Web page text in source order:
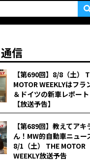
信
【第690回】8/8（土）
MOTOR WEEKLYはフラ
＆ドイツの新車レポート
【放送予告】
【第689回】教えてアキ
ん！MW的自動車ニュー
8/1（土） THE MOTOR
WEEKLY放送予告